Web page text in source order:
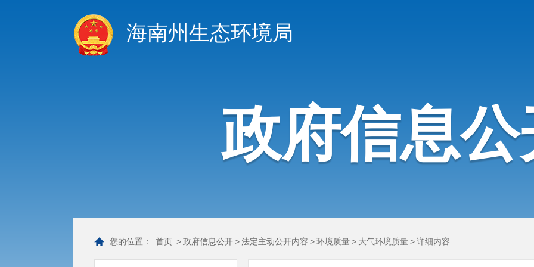
海南州生态环境局
政府信息公
您的位置： 首页 >政府信息公开>法定主动公开内容 >环境质量> 大气环境质量>详细内容